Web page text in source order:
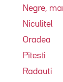
Negre,
Niculitel
Oradea
Pitesti
Radauti